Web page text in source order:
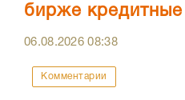
бирже
06.08.202608:38
Комментарии